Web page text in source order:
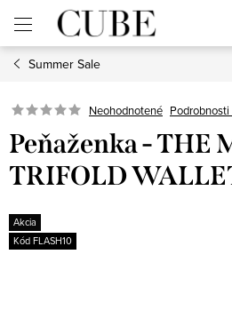
obsah
Summer Sale
Neohodnotené
Peňaženka - THE
TRIFOLD
Akcia
Kód FLASH10